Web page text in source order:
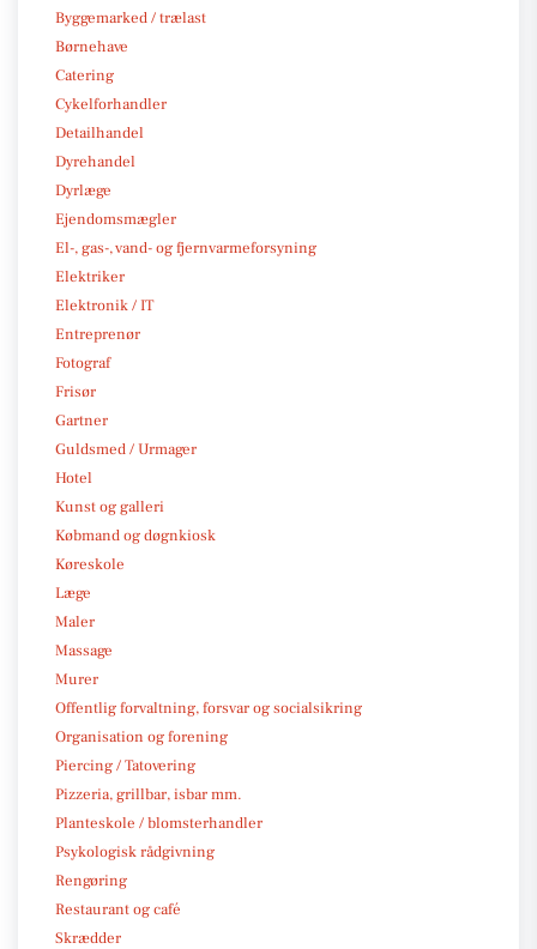
Byggemarked / trælast
Børnehave
Catering
Cykelforhandler
Detailhandel
Dyrehandel
Dyrlæge
Ejendomsmægler
El-, gas-, vand- og fjernvarmeforsyning
Elektriker
Elektronik / IT
Entreprenør
Fotograf
Frisør
Gartner
Guldsmed / Urmager
Hotel
Kunst og galleri
Købmand og døgnkiosk
Køreskole
Læge
Maler
Massage
Murer
Offentlig forvaltning, forsvar og socialsikring
Organisation og forening
Piercing / Tatovering
Pizzeria, grillbar, isbar mm.
Planteskole / blomsterhandler
Psykologisk rådgivning
Rengøring
Restaurant og café
Skrædder